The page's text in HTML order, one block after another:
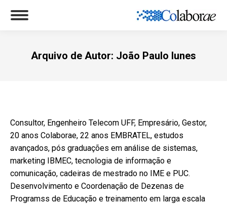
Arquivo de Autor: João Paulo Iunes
Consultor, Engenheiro Telecom UFF, Empresário, Gestor,
20 anos Colaborae, 22 anos EMBRATEL, estudos
avançados, pós graduações em análise de sistemas,
marketing IBMEC, tecnologia de informação e
comunicação, cadeiras de mestrado no IME e PUC.
Desenvolvimento e Coordenação de Dezenas de
Programss de Educação e treinamento em larga escala